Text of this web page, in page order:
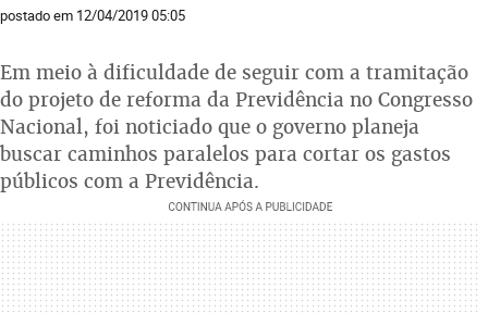
postado em 12/04/2019 05:05
Em meio à dificuldade de seguir com a tramitação
do projeto de reforma da Previdência no Congresso
Nacional, foi noticiado que o governo planeja
buscar caminhos paralelos para cortar os gastos
públicos com a Previdência.